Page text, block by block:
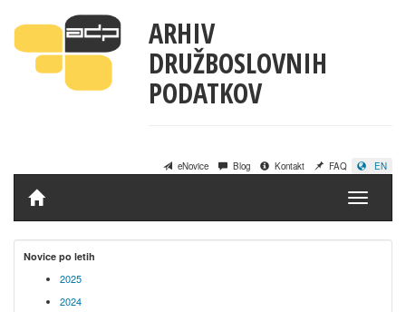
ARHIV
DRUŽBOSLOVNIH
PODATKOV
eNovice Blog Kontakt FAQ EN
Domov
Novice po letih
2025
2024